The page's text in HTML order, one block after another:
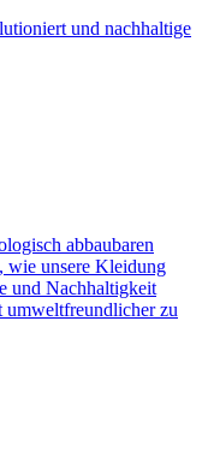
und nachhaltige
abbaubaren
wie unsere Kleidung
und Nachhaltigkeit
umweltfreundlicher zu